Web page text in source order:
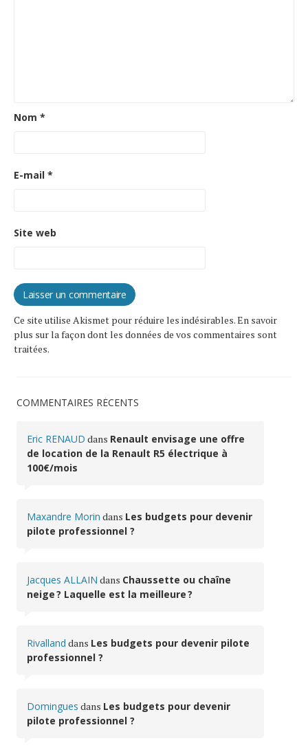
Nom *
E-mail *
Site web
Ce site utilise Akismet pour réduire les indésirables.En savoir
plus sur la façon dont les données de vos commentaires sont
traitées.
COMMENTAIRES RÉCENTS
Eric RENAUD dans Renault envisage une offre
de location de la Renault R5 électrique à
100€/mois
Maxandre Morin dans Les budgets pour devenir
pilote professionnel ?
Jacques ALLAIN dans Chaussette ou chaîne
neige ? Laquelle est la meilleure ?
Rivalland dans Les budgets pour devenir pilote
professionnel ?
Domingues dans Les budgets pour devenir
pilote professionnel ?